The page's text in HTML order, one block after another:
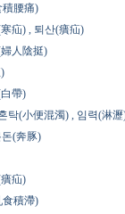
積腰痛)
疝)
퇴산(㿉疝)
人陰挺)
帶)
탁(小便混濁)
임력(淋瀝
돈(奔豚)
疝)
食積滯)